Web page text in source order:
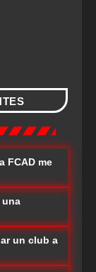
FCAD me
una
un club a